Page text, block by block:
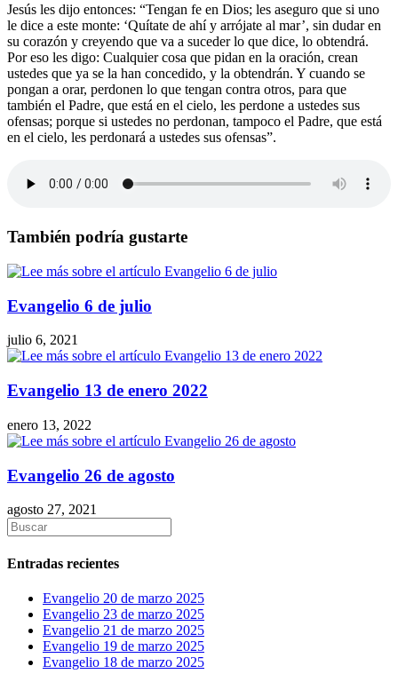
Jesús les dijo entonces: “Tengan fe en Dios; les aseguro que si uno
le dice a este monte: ‘Quítate de ahí y arrójate al mar’, sin dudar en
su corazón y creyendo que va a suceder lo que dice, lo obtendrá.
Por eso les digo: Cualquier cosa que pidan en la oración, crean
ustedes que ya se la han concedido, y la obtendrán. Y cuando se
pongan a orar, perdonen lo que tengan contra otros, para que
también el Padre, que está en el cielo, les perdone a ustedes sus
ofensas; porque si ustedes no perdonan, tampoco el Padre, que está
en el cielo, les perdonará a ustedes sus ofensas”.
También podría gustarte
Evangelio 6 de julio
julio 6, 2021
Evangelio 13 de enero 2022
enero 13, 2022
Evangelio 26 de agosto
agosto 27, 2021
Entradas recientes
Evangelio 20 de marzo 2025
Evangelio 23 de marzo 2025
Evangelio 21 de marzo 2025
Evangelio 19 de marzo 2025
Evangelio 18 de marzo 2025